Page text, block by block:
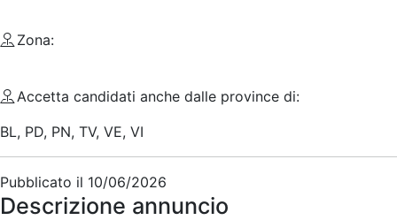
Zona:
Accetta candidati anche dalle province di:
BL, PD, PN, TV, VE, VI
Pubblicato il 10/06/2026
Descrizione annuncio